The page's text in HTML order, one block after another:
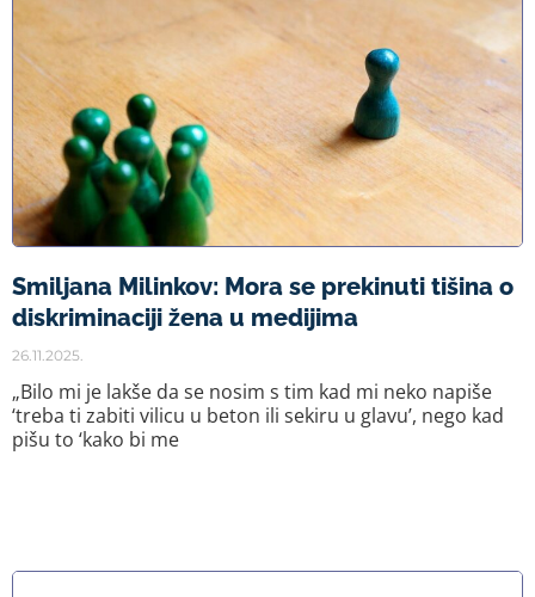
Smiljana Milinkov: Mora se prekinuti tišina o
diskriminaciji žena u medijima
26.11.2025.
„Bilo mi je lakše da se nosim s tim kad mi neko napiše
‘treba ti zabiti vilicu u beton ili sekiru u glavu’, nego kad
pišu to ‘kako bi me